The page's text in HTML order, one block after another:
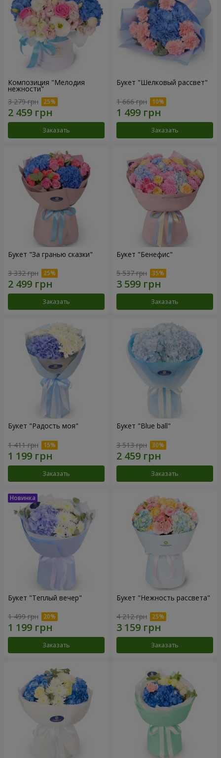
Композиция "Мелодия
нежности"
3 279 грн
Заказать
Букет "Шелковый рассвет"
1 666 грн
Заказать
Букет "За гранью сказки"
3 332 грн
Заказать
Букет "Бенефис"
5 537 грн
Заказать
Букет "Радость моя"
1 411 грн
Заказать
Букет "Blue ball"
3 513 грн
Заказать
Букет "Теплый вечер"
1 499 грн
Заказать
Букет "Нежность рассвета"
4 212 грн
Заказать